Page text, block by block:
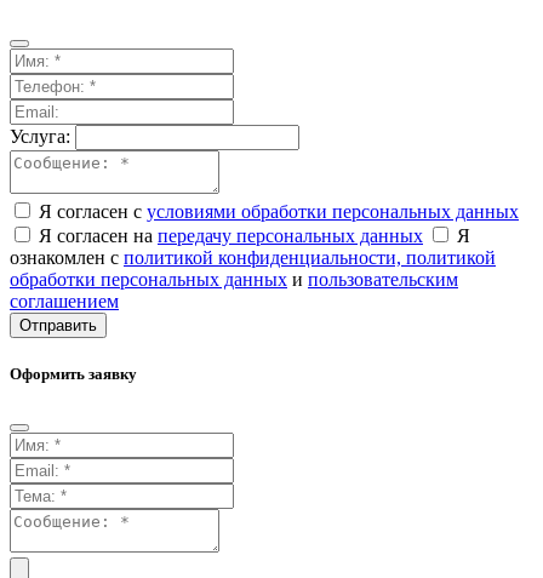
Услуга:
Я согласен с условиями обработки персональных данных
Я согласен на передачу персональных данных
Я
ознакомлен с политикой конфиденциальности, политикой
обработки персональных данных и пользовательским
соглашением
Отправить
Оформить заявку